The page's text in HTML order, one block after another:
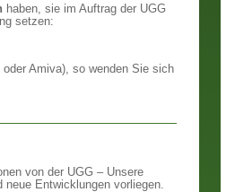
haben, sie im Auftrag der UGG
setzen:
Amiva), so wenden Sie sich
von der UGG – Unsere
neue Entwicklungen vorliegen.